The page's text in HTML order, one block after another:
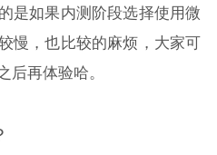
是如果内测阶段选择使用微
慢，也比较的麻烦，大家可
再体验哈。